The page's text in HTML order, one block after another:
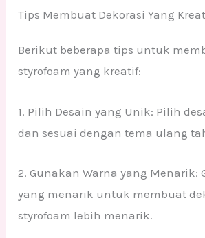
Tips Membuat Dekorasi Yang
Berikut beberapa tips untuk
styrofoam yang kreatif:
1. Pilih Desain yang Unik: Pilih
dan sesuai dengan tema ulang
2. Gunakan Warna yang Menarik:
yang menarik untuk membuat
styrofoam lebih menarik.